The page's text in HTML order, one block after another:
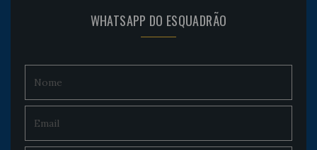
WHATSAPP DO ESQUADRÃO